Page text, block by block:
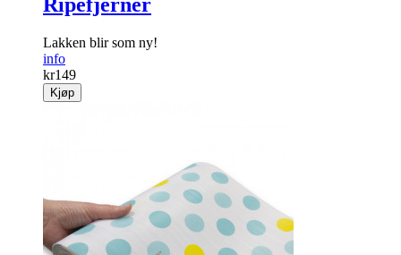
Ripefjerner
Lakken blir som ny!
info
kr149
Kjøp